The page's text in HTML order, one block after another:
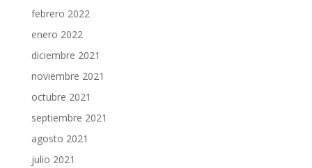
febrero 2022
enero 2022
diciembre 2021
noviembre 2021
octubre 2021
septiembre 2021
agosto 2021
julio 2021